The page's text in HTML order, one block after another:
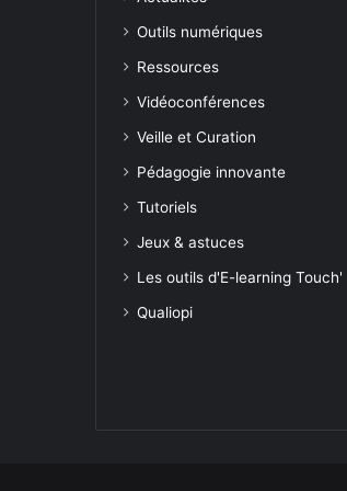
Outils numériques
Ressources
Vidéoconférences
Veille et Curation
Pédagogie innovante
Tutoriels
Jeux & astuces
Les outils d'E-learning Touch'
Qualiopi